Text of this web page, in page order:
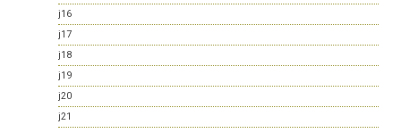
j16
j17
j18
j19
j20
j21